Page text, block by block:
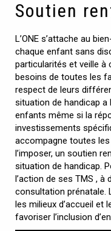
Soutien
L’ONE s’attache au
chaque enfant sans
particularités et veille à
besoins de toutes les
respect de leurs
situation de handicap
enfants même si la
investissements
accompagne toutes
l’imposer, un soutien
situation de handicap.
l’action de ses TMS ,
consultation prénatale.
les milieux d’accueil et
favoriser l’inclusion